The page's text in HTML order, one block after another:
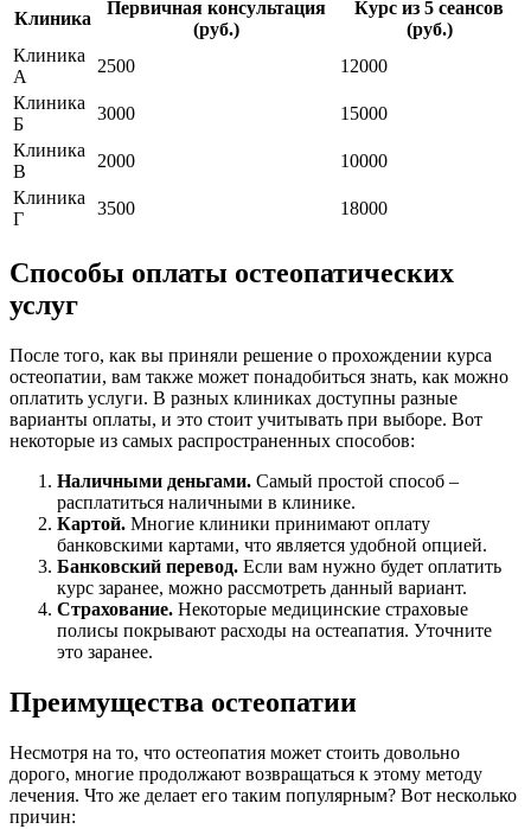
Клиника
Первичная консультация
(руб.)
Курс из 5 сеансов
(руб.)
Клиника
А
2500
12000
Клиника
Б
3000
15000
Клиника
В
2000
10000
Клиника
Г
3500 18000
Способы оплаты остеопатических
услуг
После того, как вы приняли решение о прохождении курса
остеопатии, вам также может понадобиться знать, как можно
оплатить услуги. В разных клиниках доступны разные
варианты оплаты, и это стоит учитывать при выборе. Вот
некоторые из самых распространенных способов:
Наличными деньгами. Самый простой способ –
расплатиться наличными в клинике.
Картой. Многие клиники принимают оплату
банковскими картами, что является удобной опцией.
Банковский перевод. Если вам нужно будет оплатить
курс заранее, можно рассмотреть данный вариант.
Страхование. Некоторые медицинские страховые
полисы покрывают расходы на остеапатия. Уточните
это заранее.
Преимущества остеопатии
Несмотря на то, что остеопатия может стоить довольно
дорого, многие продолжают возвращаться к этому методу
лечения. Что же делает его таким популярным? Вот несколько
причин: